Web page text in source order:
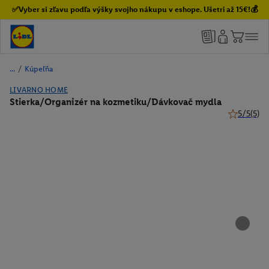
✅Vyber si zľavu podľa výšky svojho nákupu v eshope. Ušetri až 15€!💰
/ Kúpeľňa
LIVARNO HOME
Stierka/Organizér na kozmetiku/Dávkovač mydla
5/5(5)